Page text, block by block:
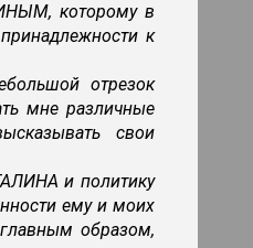
которому в
к
отрезок
мне различные
свои
и политику
ему и моих
образом,